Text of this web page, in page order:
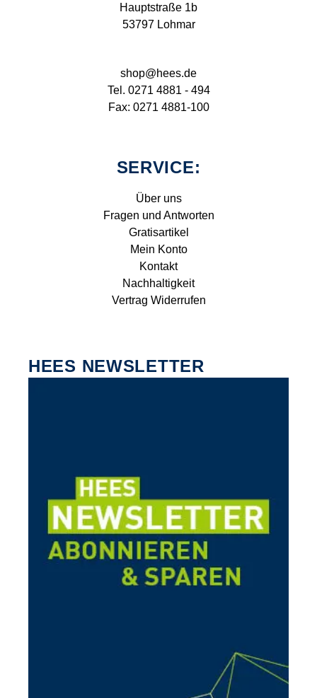
Hauptstraße 1b
53797 Lohmar
shop@hees.de
Tel. 0271 4881 - 494
Fax: 0271 4881-100
SERVICE:
Über uns
Fragen und Antworten
Gratisartikel
Mein Konto
Kontakt
Nachhaltigkeit
Vertrag Widerrufen
HEES NEWSLETTER